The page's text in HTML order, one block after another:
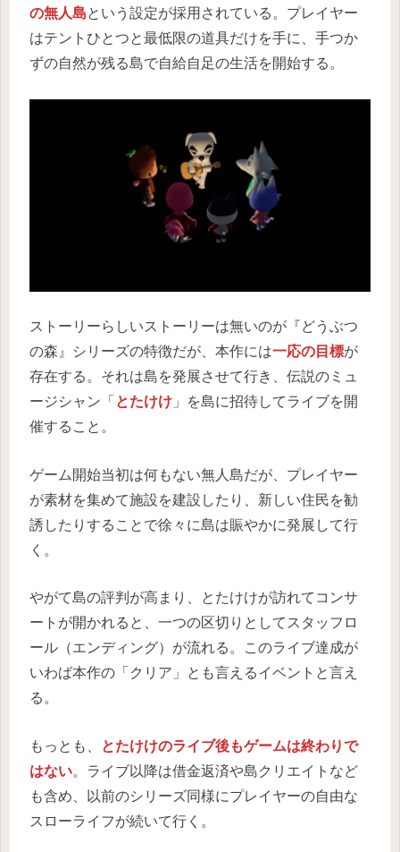
の無人島という設定が採用されている。プレイヤー
はテントひとつと最低限の道具だけを手に、手つか
ずの自然が残る島で自給自足の生活を開始する。
ストーリーらしいストーリーは無いのが『どうぶつ
の森』シリーズの特徴だが、本作には一応の目標が
存在する。それは島を発展させて行き、伝説のミュ
ージシャン「 とたけけ 」を島に招待してライブを開
催すること。
ゲーム開始当初は何もない無人島だが、プレイヤー
が素材を集めて施設を建設したり、新しい住民を勧
誘したりすることで徐々に島は賑やかに発展して行
く。
やがて島の評判が高まり、とたけけが訪れてコンサ
ートが開かれると、一つの区切りとしてスタッフロ
ール（エンディング）が流れる。このライブ達成が
いわば本作の「クリア」とも言えるイベントと言え
る。
もっとも、
とたけけのライブ後もゲームは終わりで
はない。ライブ以降は借金返済や島クリエイトなど
も含め、以前のシリーズ同様にプレイヤーの自由な
スローライフが続いて行く。